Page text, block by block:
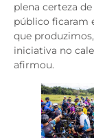
plena certeza
público ficaram
que
iniciativa no
afirmou.